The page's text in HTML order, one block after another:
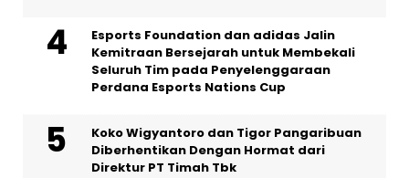
Esports Foundation dan adidas Jalin
Kemitraan Bersejarah untuk Membekali
Seluruh Tim pada Penyelenggaraan
Perdana Esports Nations Cup
Koko Wigyantoro dan Tigor Pangaribuan
Diberhentikan Dengan Hormat dari
Direktur PT Timah Tbk